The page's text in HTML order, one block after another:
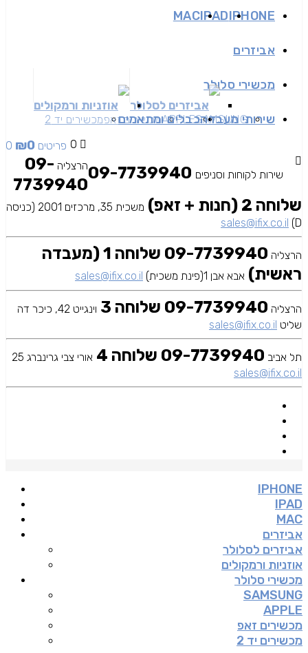
IPHONE
IPAD
MAC
אביזרים
אביזרים לסלולר אוזניות ורמקולים
מכשירי סלולר
SAMSUNG
APPLEמכשירים זאפמכשירים יד 2 שירותי מעבדהכבלים ומתאמים
0 0 פריטים ₪0
שירות לקוחות וסניפים
הרצליה 09-
7739940
שלוחה 2 (חנות + זאפ)
משכית 35, מרכזים 2001 (כניסה
D)
sales@ifix.co.il
הרצליה
09-7739940 שלוחה 1 (מעבדה
ראשית) אבא אבן 1(פינת משכית) sales@ifix.co.il
הרצליה 09-7739940 שלוחה 3
וינגייט 42, כיכר דה
שליט sales@ifix.co.il
תל אביב 09-7739940 שלוחה 4
אורי צבי גרינברג 25
sales@ifix.co.il
IPHONE
IPAD
MAC
אביזרים
אביזרים לסלולר
אוזניות ורמקולים
מכשירי סלולר
SAMSUNG
APPLE
מכשירים זאפ
מכשירים יד 2